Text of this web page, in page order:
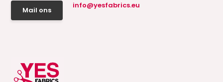
Mail ons
info@yesfabrics.eu